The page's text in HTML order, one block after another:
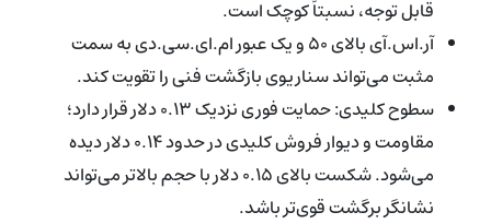
قابل توجه، نسبتاً کوچک است.
آر.اس.آی بالای ۵۰ و یک عبور ام.ای.سی.دی به سمت
مثبت می‌تواند سناریوی بازگشت فنی را تقویت کند.
سطوح کلیدی: حمایت فوری نزدیک ۰.۱۳ دلار قرار دارد؛
مقاومت و دیوار فروش کلیدی در حدود ۰.۱۴ دلار دیده
می‌شود. شکست بالای ۰.۱۵ دلار با حجم بالاتر می‌تواند
نشانگر برگشت قوی‌تر باشد.